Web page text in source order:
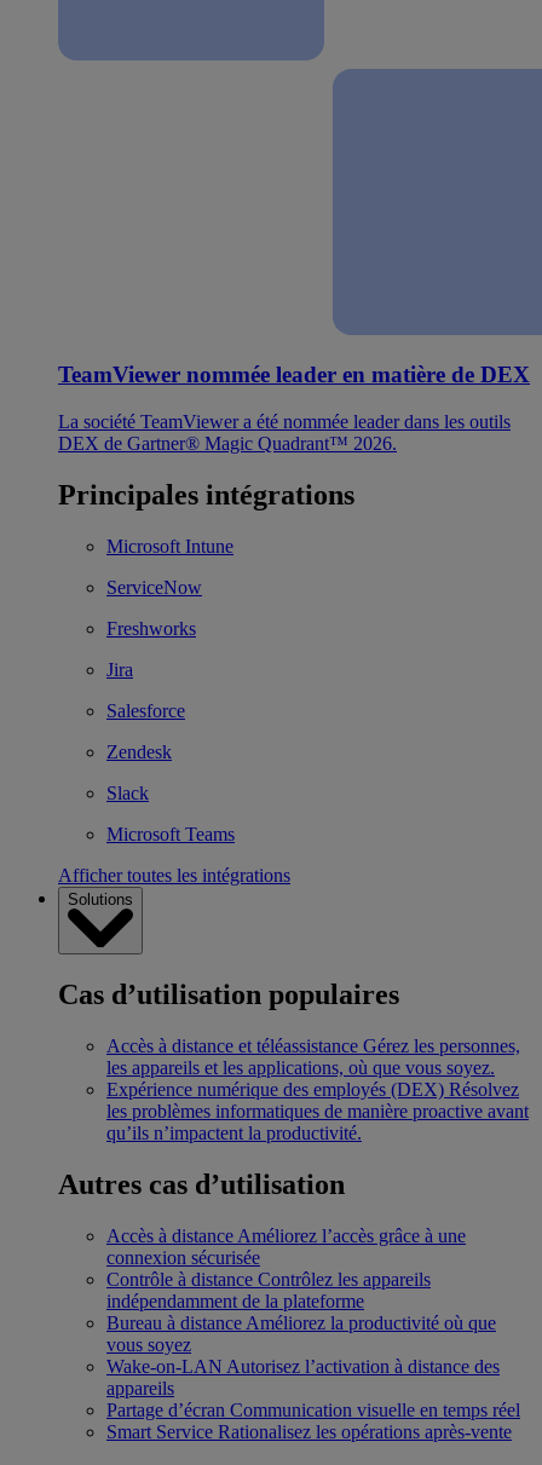
TeamViewer nommée leader en matière de DEX
La société TeamViewer a été nommée leader dans les outils
DEX de Gartner® Magic Quadrant™ 2026.
Principales intégrations
Microsoft Intune
ServiceNow
Freshworks
Jira
Salesforce
Zendesk
Slack
Microsoft Teams
Afficher toutes les intégrations
Solutions
Cas d’utilisation populaires
Accès à distance et téléassistance Gérez les personnes,
les appareils et les applications, où que vous soyez.
Expérience numérique des employés (DEX) Résolvez
les problèmes informatiques de manière proactive avant
qu’ils n’impactent la productivité.
Autres cas d’utilisation
Accès à distance Améliorez l’accès grâce à une
connexion sécurisée
Contrôle à distance Contrôlez les appareils
indépendamment de la plateforme
Bureau à distance Améliorez la productivité où que
vous soyez
Wake-on-LAN Autorisez l’activation à distance des
appareils
Partage d’écran Communication visuelle en temps réel
Smart Service Rationalisez les opérations après-vente